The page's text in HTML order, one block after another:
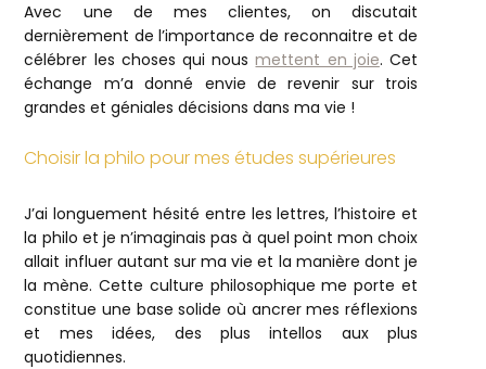
Avec une de mes clientes, on discutait
dernièrement de l’importance de reconnaitre et de
célébrer les choses qui nousmettent en joie. Cet
échange m’a donné envie de revenir sur trois
grandes et géniales décisions dans ma vie !
Choisir la philo pour mes études supérieures
J’ai longuement hésité entre les lettres, l’histoire et
la philo et je n’imaginais pas à quel point mon choix
allait influer autant sur ma vie et la manière dont je
la mène. Cette culture philosophique me porte et
constitue une base solide où ancrer mes réflexions
et mes idées, des plus intellos aux plus
quotidiennes.